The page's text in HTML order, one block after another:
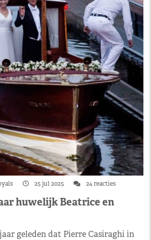
25 jul 2025 24 reacties
huwelijk Beatrice en
geleden dat Pierre Casiraghi in